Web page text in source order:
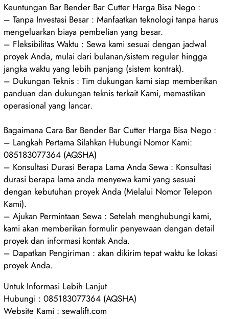
Keuntungan Bar Bender Bar Cutter Harga Bisa Nego :
– Tanpa Investasi Besar : Manfaatkan teknologi tanpa harus
mengeluarkan biaya pembelian yang besar.
– Fleksibilitas Waktu : Sewa kami sesuai dengan jadwal
proyek Anda, mulai dari bulanan/sistem reguler hingga
jangka waktu yang lebih panjang (sistem kontrak).
– Dukungan Teknis : Tim dukungan kami siap memberikan
panduan dan dukungan teknis terkait Kami, memastikan
operasional yang lancar.
Bagaimana Cara Bar Bender Bar Cutter Harga Bisa Nego :
– Langkah Pertama Silahkan Hubungi Nomor Kami:
085183077364 (AQSHA)
– Konsultasi Durasi Berapa Lama Anda Sewa : Konsultasi
durasi berapa lama anda menyewa kami yang sesuai
dengan kebutuhan proyek Anda (Melalui Nomor Telepon
Kami).
– Ajukan Permintaan Sewa : Setelah menghubungi kami,
kami akan memberikan formulir penyewaan dengan detail
proyek dan informasi kontak Anda.
– Dapatkan Pengiriman : akan dikirim tepat waktu ke lokasi
proyek Anda.
Untuk Informasi Lebih Lanjut
Hubungi : 085183077364 (AQSHA)
Website Kami : sewalift.com